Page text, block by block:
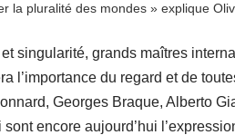
la pluralité des mondes » explique
et singularité, grands maîtres
l’importance du regard et de
Georges Braque, Alberto
encore aujourd’hui